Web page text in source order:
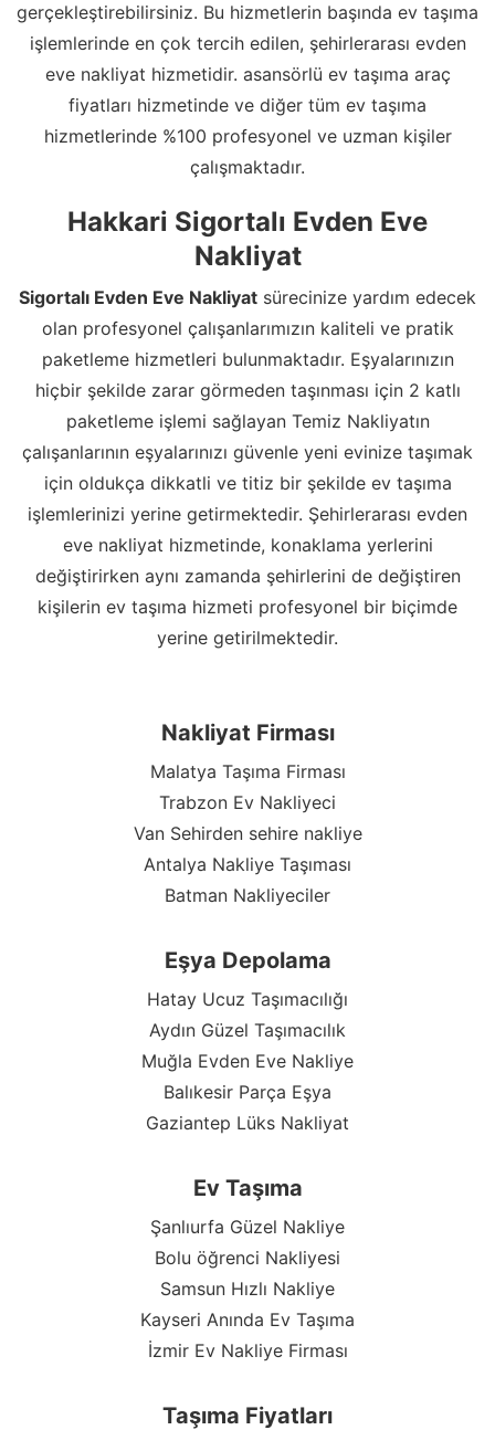
gerçekleştirebilirsiniz. Bu hizmetlerin başında ev taşıma
işlemlerinde en çok tercih edilen, şehirlerarası evden
eve nakliyat hizmetidir. asansörlü ev taşıma araç
fiyatları hizmetinde ve diğer tüm ev taşıma
hizmetlerinde %100 profesyonel ve uzman kişiler
çalışmaktadır.
Hakkari Sigortalı Evden Eve
Nakliyat
Sigortalı Evden Eve Nakliyat sürecinize yardım edecek
olan profesyonel çalışanlarımızın kaliteli ve pratik
paketleme hizmetleri bulunmaktadır. Eşyalarınızın
hiçbir şekilde zarar görmeden taşınması için 2 katlı
paketleme işlemi sağlayan Temiz Nakliyatın
çalışanlarının eşyalarınızı güvenle yeni evinize taşımak
için oldukça dikkatli ve titiz bir şekilde ev taşıma
işlemlerinizi yerine getirmektedir. Şehirlerarası evden
eve nakliyat hizmetinde, konaklama yerlerini
değiştirirken aynı zamanda şehirlerini de değiştiren
kişilerin ev taşıma hizmeti profesyonel bir biçimde
yerine getirilmektedir.
Nakliyat Firması
Malatya Taşıma Firması
Trabzon Ev Nakliyeci
Van Sehirden sehire nakliye
Antalya Nakliye Taşıması
Batman Nakliyeciler
Eşya Depolama
Hatay Ucuz Taşımacılığı
Aydın Güzel Taşımacılık
Muğla Evden Eve Nakliye
Balıkesir Parça Eşya
Gaziantep Lüks Nakliyat
Ev Taşıma
Şanlıurfa Güzel Nakliye
Bolu öğrenci Nakliyesi
Samsun Hızlı Nakliye
Kayseri Anında Ev Taşıma
İzmir Ev Nakliye Firması
Taşıma Fiyatları